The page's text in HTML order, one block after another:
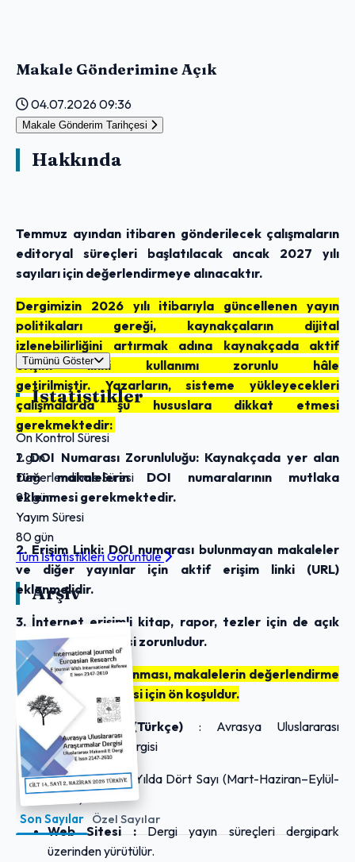
Makale Gönderimine Açık
04.07.2026 09:36
Makale Gönderim Tarihçesi
Hakkında
Temmuz ayından itibaren gönderilecek çalışmaların
editoryal süreçleri başlatılacak ancak 2027 yılı
sayıları için değerlendirmeye alınacaktır.
Dergimizin 2026 yılı itibarıyla güncellenen yayın
politikaları gereği, kaynakçaların dijital
izlenebilirliğini artırmak adına kaynakçada aktif
erişim linki kullanımı zorunlu hâle
getirilmiştir. Yazarların, sisteme yükleyecekleri
çalışmalarda şu hususlara dikkat etmesi
gerekmektedir:
1. DOI Numarası Zorunluluğu: Kaynakçada yer alan
tüm makalelerin DOI numaralarının mutlaka
eklenmesi gerekmektedir.
2. Erişim Linki: DOI numarası bulunmayan makaleler
ve diğer yayınlar için aktif erişim linki (URL)
eklenmelidir.
3. İnternet erişimli kitap, rapor, tezler için de açık
erişim linki verilmesi zorunludur.
Bu kriterlerin sağlanması, makalelerin değerlendirme
sürecine alınabilmesi için ön koşuldur.
Dergi Adı (Türkçe) : Avrasya Uluslararası
Araştırmalar Dergisi
Yayın Aralığı :Yılda Dört Sayı (Mart-Haziran–Eylül-
Aralık)
Web Sitesi :Dergi yayın süreçleri dergipark
üzerinden yürütülür.
Tümünü Göster
İstatistikler
Ön Kontrol Süresi
2 gün
Değerlendirme Süresi
92 gün
Yayım Süresi
80 gün
Tüm İstatistikleri Görüntüle
Arşiv
Son Sayılar Özel Sayılar